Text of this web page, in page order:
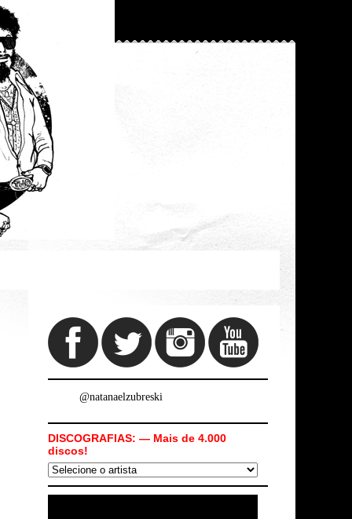
@natanaelzubreski
DISCOGRAFIAS: — Mais de 4.000
discos!